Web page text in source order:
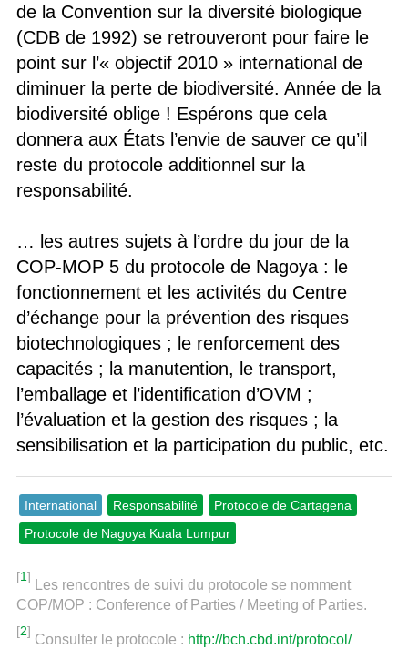
de la Convention sur la diversité biologique
(CDB de 1992) se retrouveront pour faire le
point sur l’« objectif 2010 » international de
diminuer la perte de biodiversité. Année de la
biodiversité oblige ! Espérons que cela
donnera aux États l’envie de sauver ce qu’il
reste du protocole additionnel sur la
responsabilité.
… les autres sujets à l’ordre du jour de la
COP-MOP 5 du protocole de Nagoya : le
fonctionnement et les activités du Centre
d’échange pour la prévention des risques
biotechnologiques ; le renforcement des
capacités ; la manutention, le transport,
l’emballage et l’identification d’OVM ;
l’évaluation et la gestion des risques ; la
sensibilisation et la participation du public, etc.
International Responsabilité
Protocole de Cartagena
Protocole de Nagoya Kuala Lumpur
[1]
Les rencontres de suivi du protocole se nomment
COP/MOP : Conference of Parties / Meeting of Parties.
[2]
Consulter le protocole : http://bch.cbd.int/protocol/